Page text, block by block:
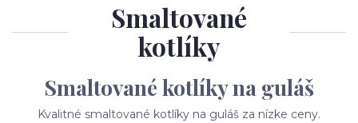
Smaltované
kotlíky
Smaltované kotlíky na guláš
Kvalitné smaltované kotlíky na guláš za nízke ceny.